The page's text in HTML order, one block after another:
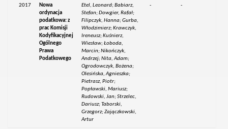
2017
Nowa
ordynacja
podatkowa: z
prac Komisji
Kodyfikacyjnej
Ogólnego
Prawa
Podatkowego
Etel, Leonard; Babiarz,
Stefan; Dowgier, Rafał;
Filipczyk, Hanna; Gurba,
Włodzimierz; Krawczyk,
Ireneusz; Kuśnierz,
Wiesław; Łoboda,
Marcin; Nikończyk,
Andrzej; Nita, Adam;
Ogrodowczyk, Bożena;
Olesińska, Agnieszka;
Pietrasz, Piotr;
Popławski, Mariusz;
Rudowski, Jan; Strzelec,
Dariusz; Taborski,
Grzegorz; Zajączkowski,
Artur
- -